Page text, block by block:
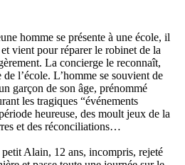
homme se présente à une école, il
vient pour réparer le robinet de la
La concierge le reconnaît,
l’école. L’homme se souvient de
garçon de son âge, prénommé
les tragiques “événements
heureuse, des moult jeux de la
et des réconciliations…
Alain, 12 ans, incompris, rejeté